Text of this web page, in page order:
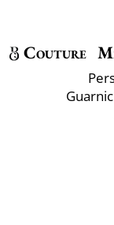
Couture